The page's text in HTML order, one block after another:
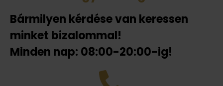
Bármilyen kérdése van keressen
minket bizalommal!
Minden nap: 08:00-20:00-ig!